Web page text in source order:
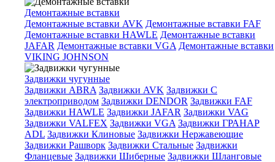
Демонтажные вставки
Демонтажные вставки AVK Демонтажные вставки FAF
Демонтажные вставки HAWLE Демонтажные вставки
JAFAR Демонтажные вставки VGA Демонтажные вставки
VIKING JOHNSON
Задвижки чугунные
Задвижки ABRA Задвижки AVK Задвижки C
электроприводом Задвижки DENDOR Задвижки FAF
Задвижки HAWLE Задвижки JAFAR Задвижки VAG
Задвижки VALFEX Задвижки VGA Задвижки ГРАНАР
ADL Задвижки Клиновые Задвижки Нержавеющие
Задвижки Рашворк Задвижки Стальные Задвижки
Фланцевые Задвижки Шиберные Задвижки Шланговые